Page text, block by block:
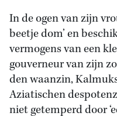
In de ogen van zijn
beetje dom’ en
vermogens van een
gouverneur van zijn
den waanzin,
Aziatischen
niet getemperd door